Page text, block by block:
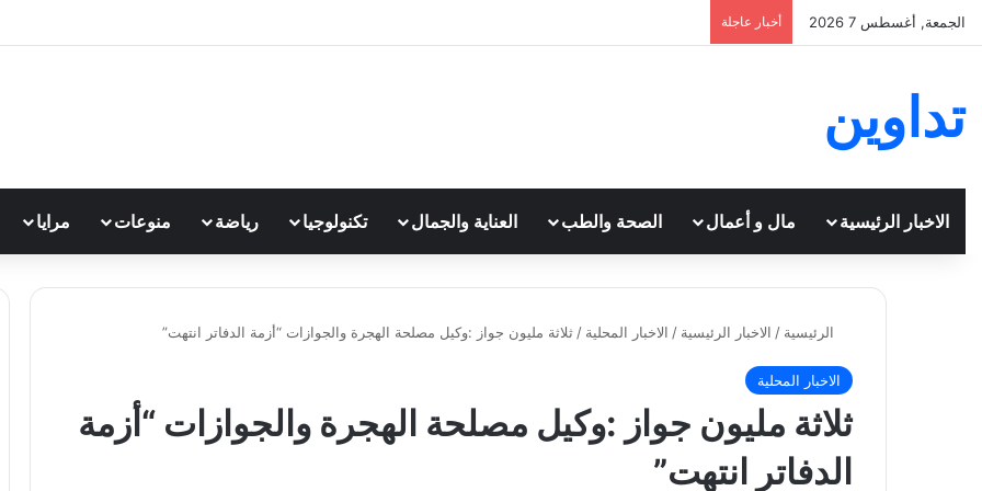
الجمعة, أغسطس 7 2026 أخبار عاجلة
تداوين
الاخبار الرئيسية مال و أعمال الصحة والطب العناية والجمال تكنولوجيا رياضة منوعات مرايا
الرئيسية / الاخبار الرئيسية / الاخبار المحلية / ثلاثة مليون جواز :وكيل مصلحة الهجرة والجوازات “أزمة الدفاتر انتهت”
الاخبار المحلية
ثلاثة مليون جواز :وكيل مصلحة الهجرة والجوازات “أزمة
الدفاتر انتهت”